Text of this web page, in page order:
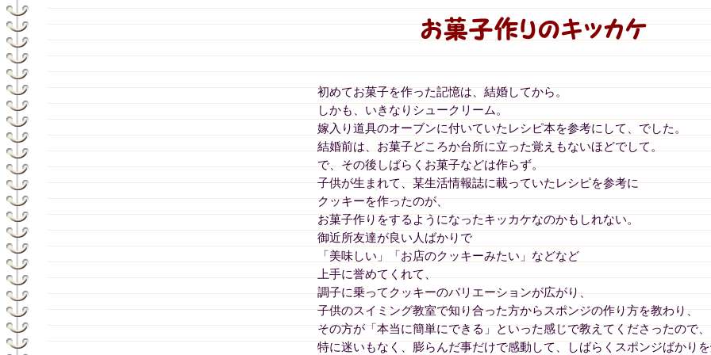
初めてお菓子を作った記憶は、結婚してから。
しかも、いきなりシュークリーム。
嫁入り道具のオーブンに付いていたレシピ本を参考にして、でした。
結婚前は、お菓子どころか台所に立った覚えもないほどでして。
で、その後しばらくお菓子などは作らず。
子供が生まれて、某生活情報誌に載っていたレシピを参考に
クッキーを作ったのが、
お菓子作りをするようになったキッカケなのかもしれない。
御近所友達が良い人ばかりで
「美味しい」「お店のクッキーみたい」などなど
上手に誉めてくれて、
調子に乗ってクッキーのバリエーションが広がり、
子供のスイミング教室で知り合った方からスポンジの作り方を教わり、
その方が「本当に簡単にできる」といった感じで教えてくださったので、
特に迷いもなく、膨らんだ事だけで感動して、しばらくスポンジばかり